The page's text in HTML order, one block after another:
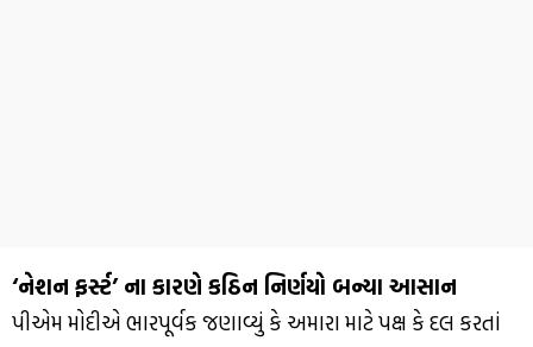
‘નેશન ફર્સ્ટ’ ના કારણે કઠિન નિર્ણયો બન્યા આસાન
પીએમ મોદીએ ભારપૂર્વક જણાવ્યું કે અમારા માટે પક્ષ કે દલ કરતાં